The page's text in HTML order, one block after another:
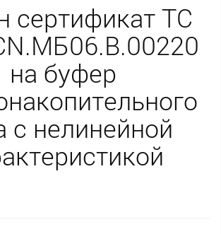
сертификат ТС
на буфер
с нелинейной